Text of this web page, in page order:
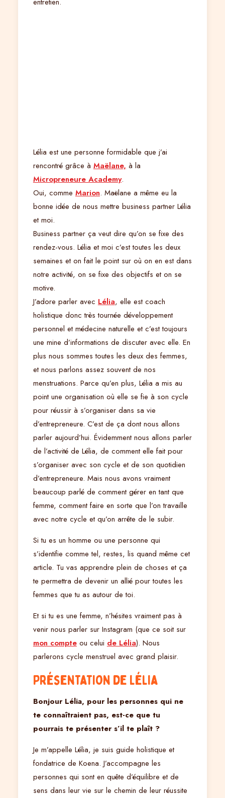
Lélia est une personne formidable que j’ai
rencontré grâce à Maëlane, à la
Micropreneure Academy.
Oui, comme Marion. Maëlane a même eu la
bonne idée de nous mettre business partner Lélia
et moi.
Business partner ça veut dire qu’on se fixe des
rendez-vous. Lélia et moi c’est toutes les deux
semaines et on fait le point sur où on en est dans
notre activité, on se fixe des objectifs et on se
motive.
J’adore parler avec Lélia, elle est coach
holistique donc très tournée développement
personnel et médecine naturelle et c’est toujours
une mine d’informations de discuter avec elle. En
plus nous sommes toutes les deux des femmes,
et nous parlons assez souvent de nos
menstruations. Parce qu’en plus, Lélia a mis au
point une organisation où elle se fie à son cycle
pour réussir à s’organiser dans sa vie
d’entrepreneure. C’est de ça dont nous allons
parler aujourd’hui. Évidemment nous allons parler
de l’activité de Lélia, de comment elle fait pour
s’organiser avec son cycle et de son quotidien
d’entrepreneure. Mais nous avons vraiment
beaucoup parlé de comment gérer en tant que
femme, comment faire en sorte que l’on travaille
avec notre cycle et qu’on arrête de le subir.
Si tu es un homme ou une personne qui
s’identifie comme tel, restes, lis quand même cet
article. Tu vas apprendre plein de choses et ça
te permettra de devenir un allié pour toutes les
femmes que tu as autour de toi.
Et si tu es une femme, n’hésites vraiment pas à
venir nous parler sur Instagram (que ce soit sur
mon compteou celui de Lélia). Nous
parlerons cycle menstruel avec grand plaisir.
Présentation de Lélia
Bonjour Lélia, pour les personnes qui ne
te connaîtraient pas, est-ce que tu
pourrais te présenter s’il te plaît ?
Je m’appelle Lélia, je suis guide holistique et
fondatrice de Koena. J’accompagne les
personnes qui sont en quête d’équilibre et de
sens dans leur vie sur le chemin de leur réussite